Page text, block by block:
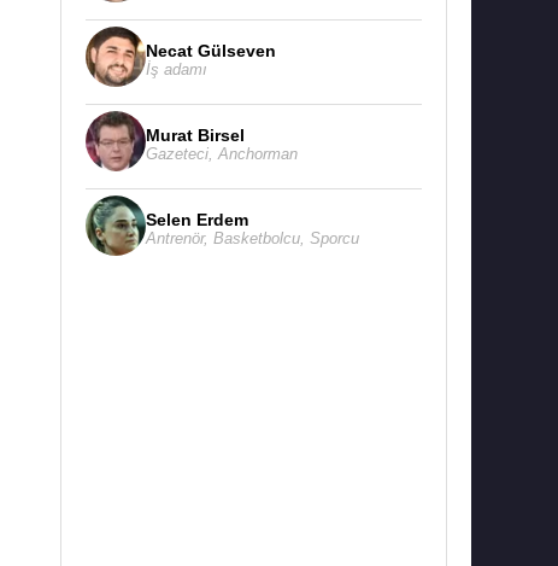
Necat Gülseven
İş adamı
Murat Birsel
Gazeteci, Anchorman
Selen Erdem
Antrenör, Basketbolcu, Sporcu